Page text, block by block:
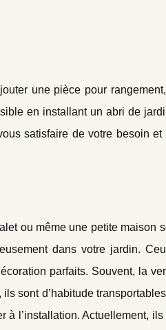
une pièce pour
en installant un abri de
satisfaire de votre besoin
ou même une petite maison
dans votre jardin.
parfaits. Souvent, la
sont d’habitude
à l’installation. Actuellement,